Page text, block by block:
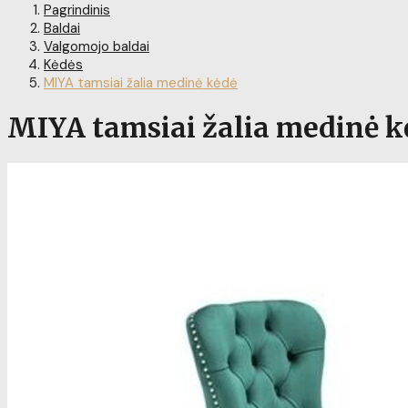
Pagrindinis
Baldai
Valgomojo baldai
Kėdės
MIYA tamsiai žalia medinė kėdė
MIYA tamsiai žalia medinė